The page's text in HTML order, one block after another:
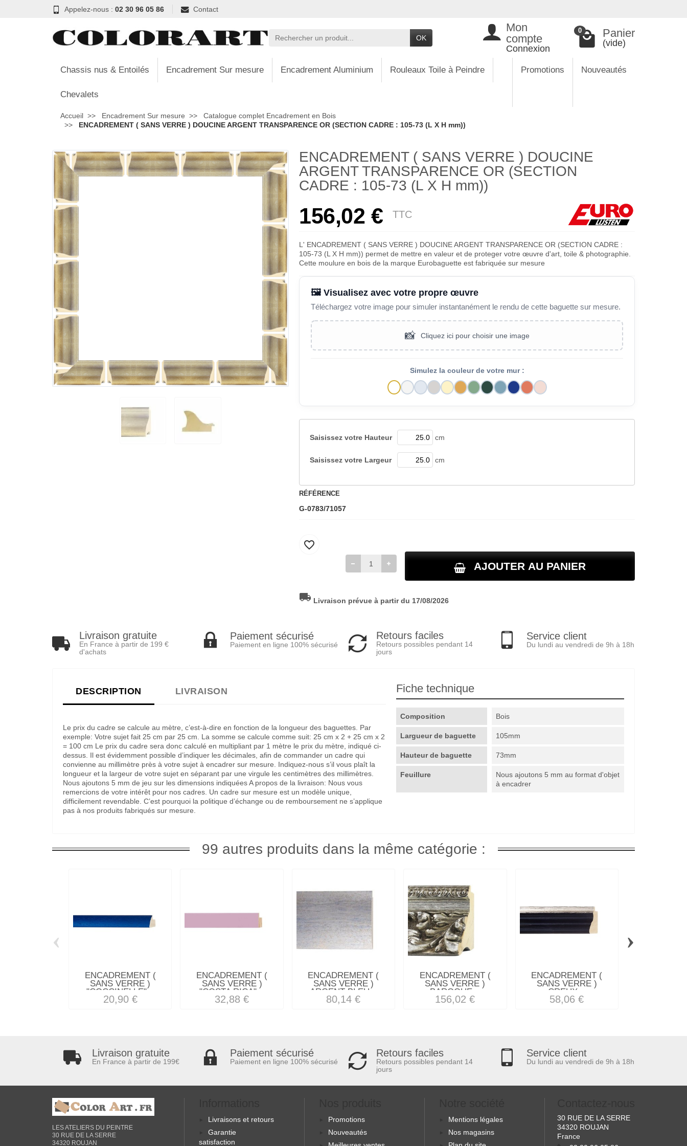
Appelez-nous : 02 30 96 05 86 Contact
OK
Mon
compte
Connexion
0 Panier
(vide)
Chassis nus & Entoilés Encadrement Sur mesure Encadrement Aluminium Rouleaux Toile à Peindre
Chevalets
Promotions Nouveautés
Accueil Encadrement Sur mesure
Catalogue complet Encadrement en Bois
ENCADREMENT ( SANS VERRE ) DOUCINE ARGENT TRANSPARENCE OR (SECTION CADRE : 105-73 (L X H mm))
ENCADREMENT ( SANS VERRE ) DOUCINE
ARGENT TRANSPARENCE OR (SECTION
CADRE : 105-73 (L X H mm))
156,02 € TTC
L' ENCADREMENT ( SANS VERRE ) DOUCINE ARGENT TRANSPARENCE OR (SECTION CADRE :
105-73 (L X H mm)) permet de mettre en valeur et de proteger votre œuvre d'art, toile & photographie.
Cette moulure en bois de la marque Eurobaguette est fabriquée sur mesure
🖼️ Visualisez avec votre propre œuvre
Téléchargez votre image pour simuler instantanément le rendu de cette baguette sur mesure.
📸 Cliquez ici pour choisir une image
Simulez la couleur de votre mur :
Saisissez votre Hauteur cm
Saisissez votre Largeur cm
RÉFÉRENCE
G-0783/71057
AJOUTER AU PANIER
favorite_border
local_shipping Livraison prévue à partir du 17/08/2026
Livraison gratuite
En France à partir de 199 €
d'achats
Paiement sécurisé
Paiement en ligne 100% sécurisé
Retours faciles
Retours possibles pendant 14
jours
Service client
Du lundi au vendredi de 9h à 18h
DESCRIPTION LIVRAISON
Le prix du cadre se calcule au mètre, c’est-à-dire en fonction de la longueur des baguettes. Par
exemple: Votre sujet fait 25 cm par 25 cm. La somme se calcule comme suit: 25 cm x 2 + 25 cm x 2
= 100 cm Le prix du cadre sera donc calculé en multipliant par 1 mètre le prix du mètre, indiqué ci-
dessus. Il est évidemment possible d’indiquer les décimales, afin de commander un cadre qui
convienne au millimètre près à votre sujet à encadrer sur mesure. Indiquez-nous s’il vous plaît la
longueur et la largeur de votre sujet en séparant par une virgule les centimètres des millimètres.
Nous ajoutons 5 mm de jeu sur les dimensions indiquées A propos de la livraison: Nous vous
remercions de votre intérêt pour nos cadres. Un cadre sur mesure est un modèle unique,
difficilement revendable. C’est pourquoi la politique d’échange ou de remboursement ne s’applique
pas à nos produits fabriqués sur mesure.
Fiche technique
Composition Bois
Largueur de baguette 105mm
Hauteur de baguette 73mm
Feuillure
Nous ajoutons 5 mm au format d'objet
à encadrer
99 autres produits dans la même catégorie :
ENCADREMENT (
SANS VERRE )
"COCCINELLE"...
20,90 €
ENCADREMENT (
SANS VERRE )
"COSTA RICA"...
32,88 €
ENCADREMENT (
SANS VERRE )
ARGENT BLEU...
80,14 €
ENCADREMENT (
SANS VERRE )
BAROQUE...
156,02 €
ENCADREMENT (
SANS VERRE )
CREUX...
58,06 €
‹ ›
Livraison gratuite
En France à partir de 199€
Paiement sécurisé
Paiement en ligne 100% sécurisé
Retours faciles
Retours possibles pendant 14
jours
Service client
Du lundi au vendredi de 9h à 18h
LES ATELIERS DU PEINTRE
30 RUE DE LA SERRE
34320 ROUJAN
Livraisons et retours
Garantie
satisfaction
Promotions
Nouveautés
Mentions légales
Nos magasins
30 RUE DE LA SERRE
34320 ROUJAN
France